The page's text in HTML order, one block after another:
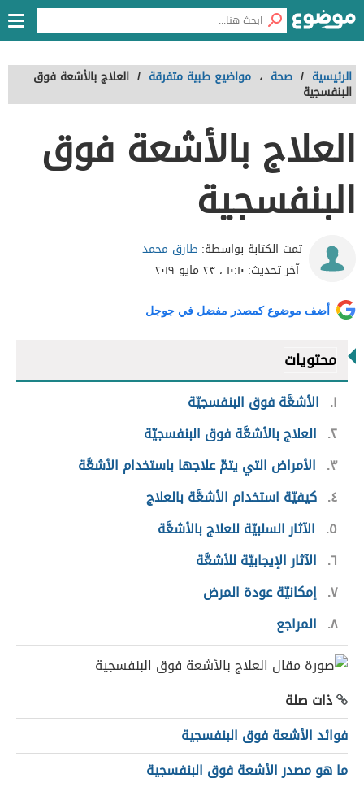
الرئيسية / صحة ، مواضيع طبية متفرقة / العلاج بالأشعة فوق
البنفسجية
العلاج بالأشعة فوق
البنفسجية
تمت الكتابة بواسطة: طارق محمد
آخر تحديث: ١٠:١٠ ، ٢٣ مايو ٢٠١٩
أضف موضوع كمصدر مفضل في جوجل
محتويات
١
الأشعَّة فوق البنفسجيّة
٢ العلاج بالأشعَّة فوق البنفسجيّة
٣
الأمراض التي يتمّ علاجها باستخدام الأشعَّة
٤ كيفيّة استخدام الأشعَّة بالعلاج
٥
الآثار السلبيّة للعلاج بالأشعَّة
٦ الآثار الإيجابيّة للأشعَّة
٧ إمكانيّة عودة المرض
٨ المراجع
ذات صلة
فوائد الأشعة فوق البنفسجية
ما هو مصدر الأشعة فوق البنفسجية